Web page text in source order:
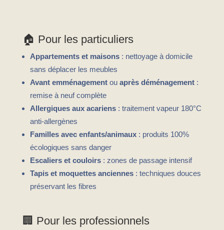
🏠 Pour les particuliers
Appartements et maisons: nettoyage à domicile
sans déplacer les meubles
Avant emménagementou après déménagement:
remise à neuf complète
Allergiques aux acariens: traitement vapeur 180°C
anti-allergènes
Familles avec enfants/animaux: produits 100%
écologiques sans danger
Escaliers et couloirs: zones de passage intensif
Tapis et moquettes anciennes: techniques douces
préservant les fibres
🏢 Pour les professionnels